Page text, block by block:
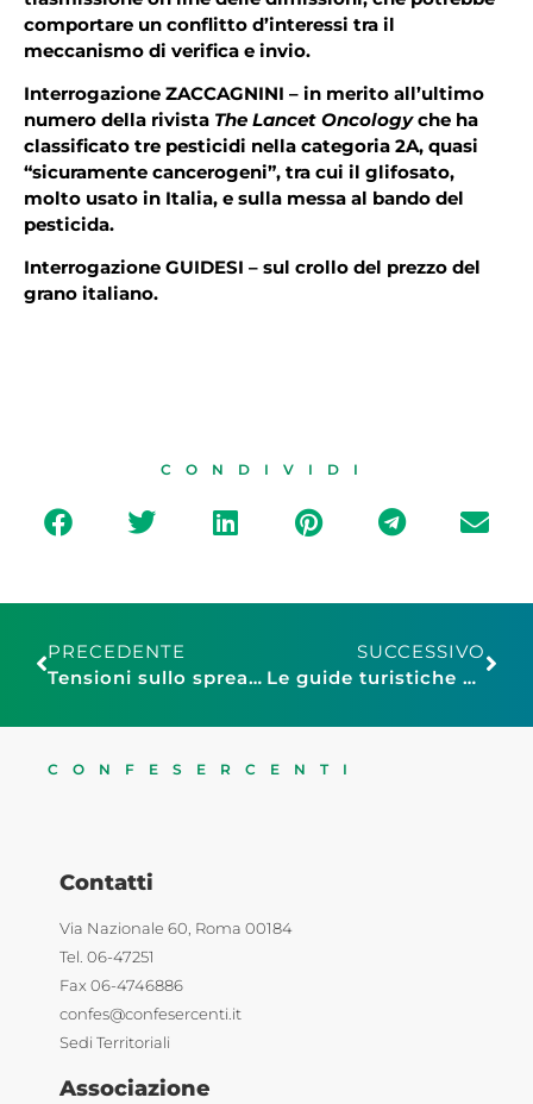
comportare un conflitto d’interessi tra il
meccanismo di verifica e invio.
Interrogazione ZACCAGNINI – in merito all’ultimo
numero della rivista The Lancet Oncologyche ha
classificato tre pesticidi nella categoria 2A, quasi
“sicuramente cancerogeni”, tra cui il glifosato,
molto usato in Italia, e sulla messa al bando del
pesticida.
Interrogazione GUIDESI – sul crollo del prezzo del
grano italiano.
CONDIVIDI
PRECEDENTE
Tensioni sullo spread, differenziale Btp-Bund al top dal febbraio 2014
SUCCESSIVO
Le guide turistiche per valorizzare il patrimonio culturale della Terra di Bari
CONFESERCENTI
Contatti
Via Nazionale 60, Roma 00184
Tel. 06-47251
Fax 06-4746886
confes@confesercenti.it
Sedi Territoriali
Associazione